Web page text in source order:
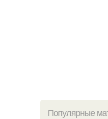
Популярные